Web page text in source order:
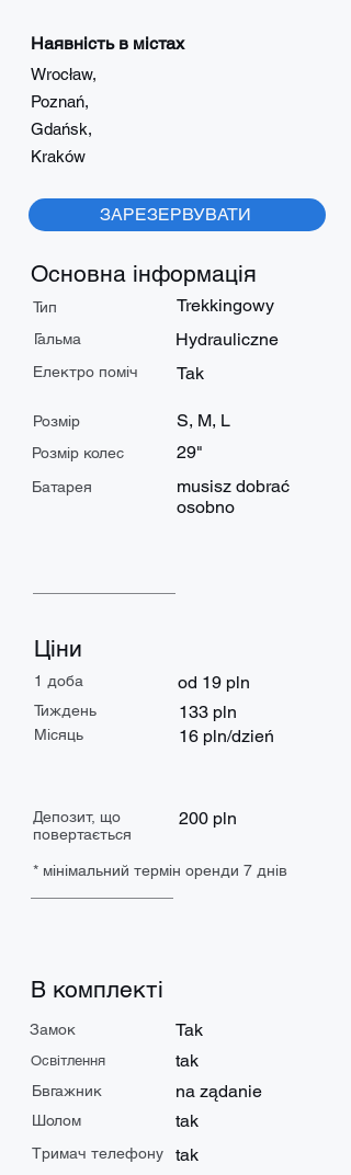
Наявність в містах
Wrocław,
Poznań,
Gdańsk,
Kraków
ЗАРЕЗЕРВУВАТИ
Основна інформація
Тип Trekkingowy
Гальма Hydrauliczne
Електро поміч Tak
Розмір S, M, L
Розмір колес 29"
Батарея
musisz dobrać
osobno
Ціни
1 доба od 19 pln
Тиждень 133 pln
Місяць 16 pln/dzień
Депозит, що
повертається
200 pln
* мінімальний термін оренди 7 днів
В комплекті
Замок Tak
Освітлення tak
Бвгажник na ządanie
Шолом tak
Тримач телефону tak